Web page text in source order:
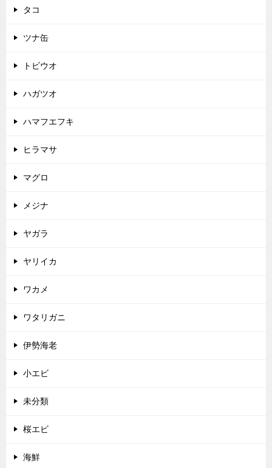
タコ
ツナ缶
トビウオ
ハガツオ
ハマフエフキ
ヒラマサ
マグロ
メジナ
ヤガラ
ヤリイカ
ワカメ
ワタリガニ
伊勢海老
小エビ
未分類
桜エビ
海鮮